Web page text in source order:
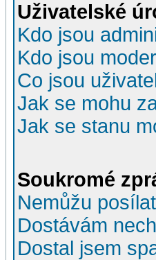
Uživatelské
Kdo jsou
Kdo jsou
Co jsou
Jak se mohu
Jak se stanu
Soukromé
Nemůžu
Dostávám
Dostal jsem